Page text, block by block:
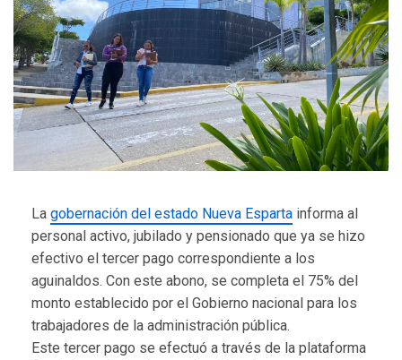
La gobernación del estado Nueva Esparta informa al
personal activo, jubilado y pensionado que ya se hizo
efectivo el tercer pago correspondiente a los
aguinaldos. Con este abono, se completa el 75% del
monto establecido por el Gobierno nacional para los
trabajadores de la administración pública.
Este tercer pago se efectuó a través de la plataforma